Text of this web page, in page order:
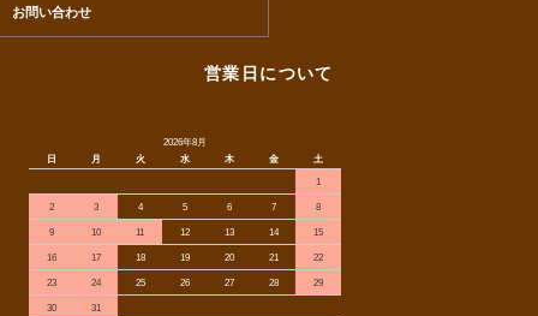
お問い合わせ
営業日について
2026年8月
日
月 火 水 木 金
土
1
2 3 4 5 6 7 8
9 10 11 12 13 14 15
16 17 18 19 20 21 22
23 24 25 26 27 28 29
30 31